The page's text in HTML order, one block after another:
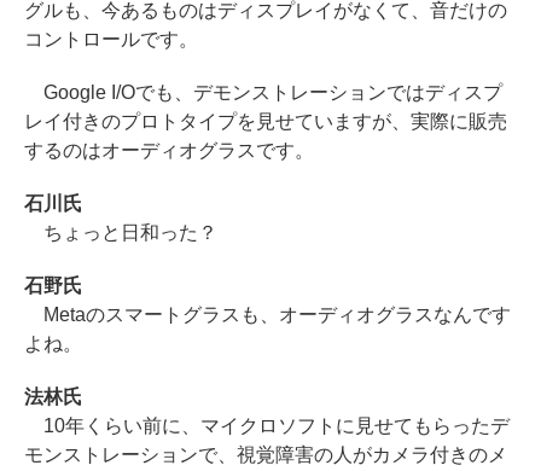
グルも、今あるものはディスプレイがなくて、音だけの
コントロールです。
Google I/Oでも、デモンストレーションではディスプ
レイ付きのプロトタイプを見せていますが、実際に販売
するのはオーディオグラスです。
石川氏
ちょっと日和った？
石野氏
Metaのスマートグラスも、オーディオグラスなんです
よね。
法林氏
10年くらい前に、マイクロソフトに見せてもらったデ
モンストレーションで、視覚障害の人がカメラ付きのメ